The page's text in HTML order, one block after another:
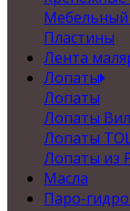
Мебельный
Пластины
Лента
Лопаты
Лопаты
Лопаты
Лопаты
Лопаты из
Масла
Паро-